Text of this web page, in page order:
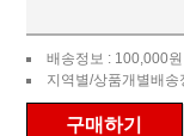
배송정보 : 100,000
지역별/상품개별배
구매하기